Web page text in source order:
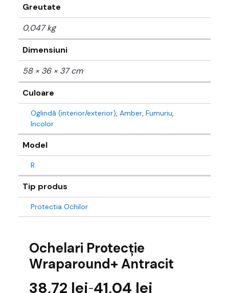
Greutate
0,047 kg
Dimensiuni
58 × 36 × 37 cm
Culoare
Oglindă (interior/exterior), Amber, Fumuriu,
Incolor
Model
R
Tip produs
Protectia Ochilor
Ochelari Protecție
Wraparound+ Antracit
38,72 lei–41,04 lei